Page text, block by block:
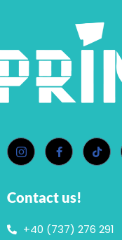
Contact us!
+40 (737) 276 291